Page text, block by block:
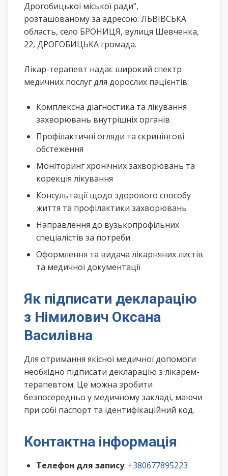
Дрогобицької міської ради”,
розташованому за адресою: ЛЬВІВСЬКА
область, село БРОНИЦЯ, вулиця Шевченка,
22, ДРОГОБИЦЬКА громада.
Лікар-терапевт надає широкий спектр
медичних послуг для дорослих пацієнтів:
Комплексна діагностика та лікування
захворювань внутрішніх органів
Профілактичні огляди та скринінгові
обстеження
Моніторинг хронічних захворювань та
корекція лікування
Консультації щодо здорового способу
життя та профілактики захворювань
Направлення до вузькопрофільних
спеціалістів за потреби
Оформлення та видача лікарняних листів
та медичної документації
Як підписати декларацію
з Німилович Оксана
Василівна
Для отримання якісної медичної допомоги
необхідно підписати декларацію з лікарем-
терапевтом. Це можна зробити
безпосередньо у медичному закладі, маючи
при собі паспорт та ідентифікаційний код.
Контактна інформація
Телефон для запису: +380677895223